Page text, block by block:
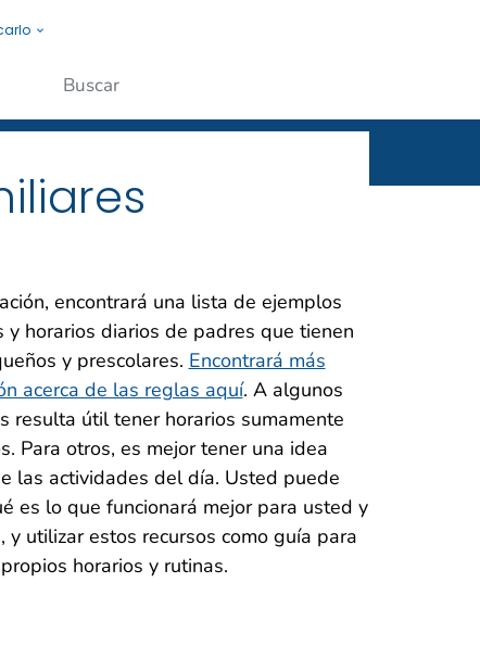
a la gente.
encontrará una lista de ejemplos
y horarios diarios de padres que tienen
y prescolares. Encontrará más
acerca de las reglas aquí. A algunos
resulta útil tener horarios sumamente
Para otros, es mejor tener una idea
las actividades del día. Usted puede
es lo que funcionará mejor para usted y
y utilizar estos recursos como guía para
horarios y rutinas.